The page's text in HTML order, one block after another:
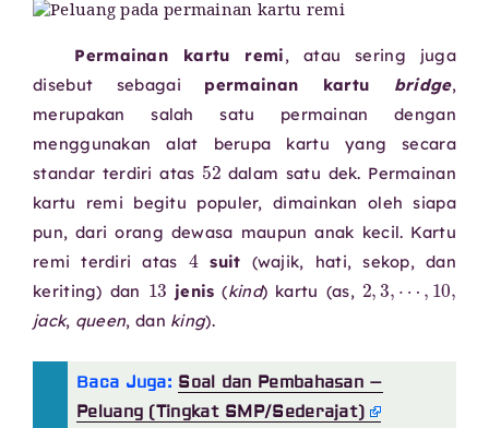
Permainan kartu remi, atau sering juga
disebut sebagai permainan kartu bridge,
merupakan salah satu permainan dengan
menggunakan alat berupa kartu yang secara
standar terdiri atas
52
dalam satu dek. Permainan
kartu remi begitu populer, dimainkan oleh siapa
pun, dari orang dewasa maupun anak kecil. Kartu
remi terdiri atas
4
suit (wajik, hati, sekop, dan
keriting) dan
13
jenis (kind) kartu (as,
2 ,
⋯ ,10 ,
jack, queen, dan king).
Baca Juga: Soal dan Pembahasan –
Peluang (Tingkat SMP/Sederajat)